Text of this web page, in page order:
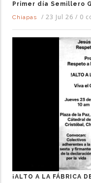
Primer día Semillero
Chiapas
/ 23 Jul 26 / 0
¡ALTO A LA FÁBRICA